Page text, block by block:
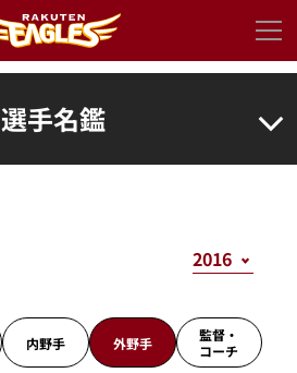
選手名鑑
内野手 外野手
監督・
コーチ